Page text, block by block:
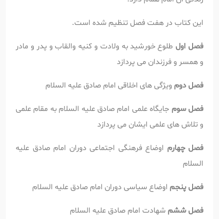
این کتاب در هفت فصل تنظیم شده است.
فصل اولطلوع خورشید به ولادت و کنیه والقاب و پدر و مادر
و همسر و فرزندان می پردازد
فصل دوم ویژگی های اخلاقی امام صادق علیه السلام
فصل سوم جایگاه علمی امام صادق علیه السلام به مقام علمی
و تلاش های علمی ایشان می پردازد
فصل چهارم اوضاع فرهنگی اجتماعی دوران امام صادق علیه
السلام
فصل پنجم اوضاع سیاسی دوران امام صادق علیه السلام
فصل ششم شهادت امام صادق علیه السلام